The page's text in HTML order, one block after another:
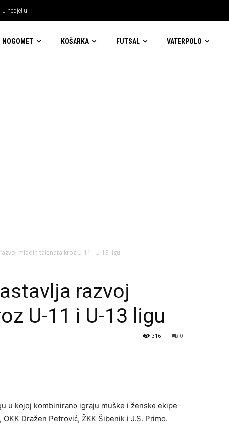
nedjelju
NOGOMET KOŠARKA FUTSAL VATERPOLO
mladih talenata kroz U-11 i U-13 ligu
razvoj
U-11 i U-13 ligu
0
316
u kojoj kombinirano igraju muške i ženske ekipe
Dražen Petrović, ŽKK Šibenik i J.S. Primo.